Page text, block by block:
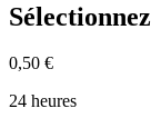
Sélectionnez
0,50 €
24 heures